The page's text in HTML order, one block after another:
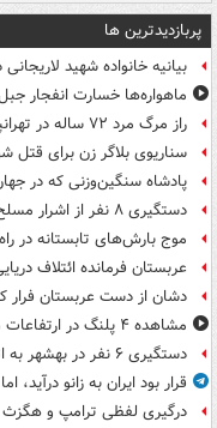
پربازدیدترین ها
بیانیه خانواده شهید
ماهواره‌ها خسارت انفجار
راز مرگ مرد ۷۲ ساله در تهرانپارس فاش شد
سناریوی بلاگر زن برای
پادشاه سنگین‌وزنی که در
دستگیری ۸ نفر از اشرار مسلح شاخص و مرتبطین گروهک های تروریستی
موج بارش‌های تابستانه در راه ۱۱ استان
عربستان فرمانده ائتلاف
دشان از دست عربستان فرار
مشاهده ۴ پلنگ در ارتفاعات میناب
دستگیری ۶ نفر در بهشهر به اتهام تشویش اذهان عمومی
قرار بود ایران به زانو
درگیری لفظی ترامپ و